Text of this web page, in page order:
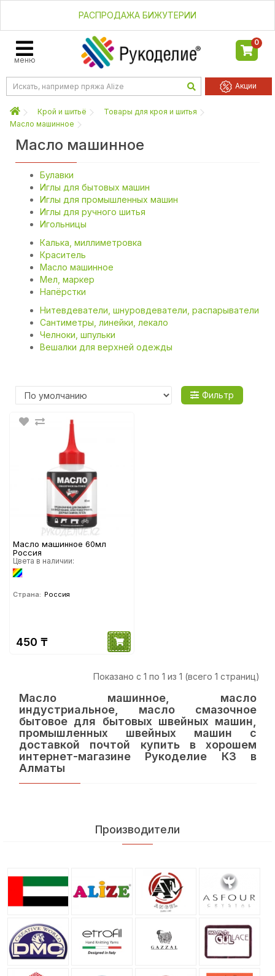
РАСПРОДАЖА БИЖУТЕРИИ
меню
0
Акции
Крой и шитьё
Товары для кроя и шитья
Масло машинное
Масло машинное
Булавки
Иглы для бытовых машин
Иглы для промышленных машин
Иглы для ручного шитья
Игольницы
Калька, миллиметровка
Краситель
Масло машинное
Мел, маркер
Напёрстки
Нитевдеватели, шнуровдеватели, распарыватели
Сантиметры, линейки, лекало
Челноки, шпульки
Вешалки для верхней одежды
Фильтр
Масло машинное 60мл
Россия
Цвета в наличии:
Страна: Россия
450 ₸
Показано с 1 по 1 из 1 (всего 1 страниц)
Масло машинное, масло
индустриальное, масло смазочное
бытовое для бытовых швейных машин,
промышленных швейных машин с
доставкой почтой купить в хорошем
интернет-магазине Рукоделие КЗ в
Алматы
Производители